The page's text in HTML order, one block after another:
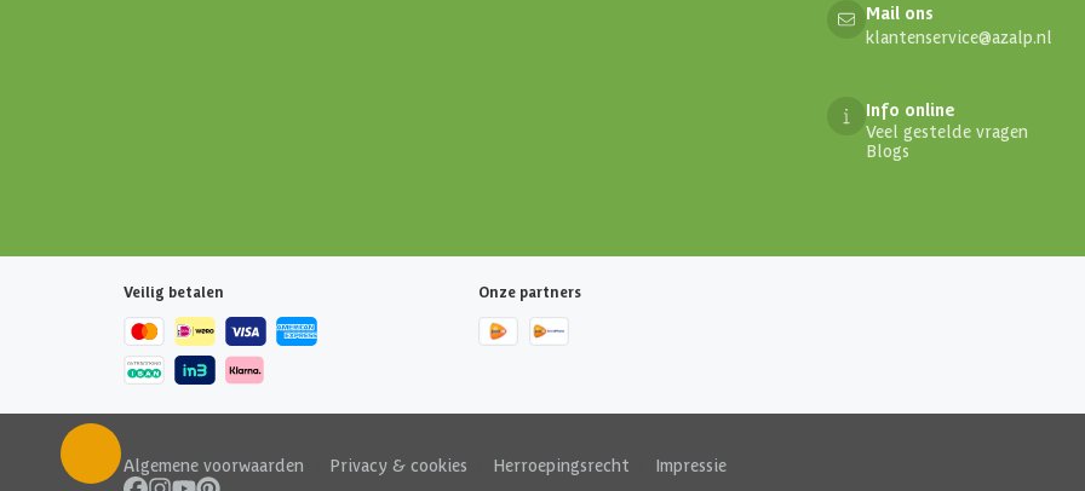
Mail ons
klantenservice@azalp.nl
Info online
Veel gestelde vragen
Blogs
Veilig betalen Onze partners
Algemene voorwaarden Privacy & cookies Herroepingsrecht Impressie